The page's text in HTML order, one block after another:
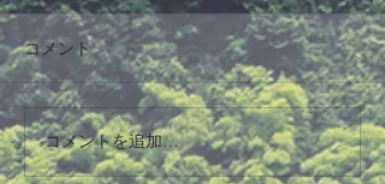
コメント
コメントを追加…